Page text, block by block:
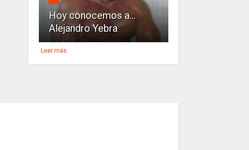
Hoy conocemos a...
Alejandro Yebra
Leer más